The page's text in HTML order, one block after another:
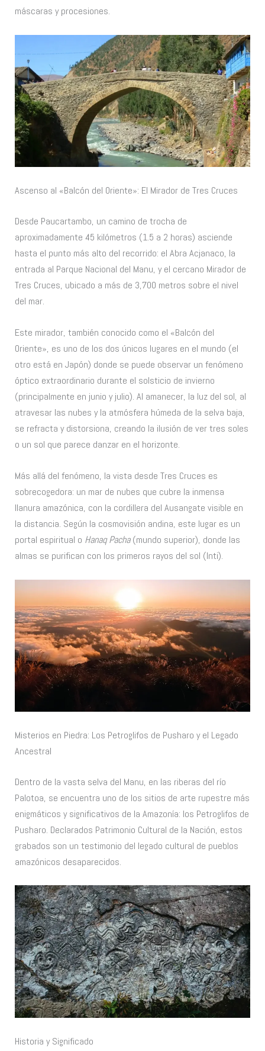
máscaras y procesiones.
Ascenso al «Balcón del Oriente»: El Mirador de Tres Cruces
Desde Paucartambo, un camino de trocha de
aproximadamente 45 kilómetros (1.5 a 2 horas) asciende
hasta el punto más alto del recorrido: el Abra Acjanaco, la
entrada al Parque Nacional del Manu, y el cercano Mirador de
Tres Cruces, ubicado a más de 3,700 metros sobre el nivel
del mar.
Este mirador, también conocido como el «Balcón del
Oriente», es uno de los dos únicos lugares en el mundo (el
otro está en Japón) donde se puede observar un fenómeno
óptico extraordinario durante el solsticio de invierno
(principalmente en junio y julio). Al amanecer, la luz del sol, al
atravesar las nubes y la atmósfera húmeda de la selva baja,
se refracta y distorsiona, creando la ilusión de ver tres soles
o un sol que parece danzar en el horizonte.
Más allá del fenómeno, la vista desde Tres Cruces es
sobrecogedora: un mar de nubes que cubre la inmensa
llanura amazónica, con la cordillera del Ausangate visible en
la distancia. Según la cosmovisión andina, este lugar es un
portal espiritual o Hanaq Pacha(mundo superior), donde las
almas se purifican con los primeros rayos del sol (Inti).
Misterios en Piedra: Los Petroglifos de Pusharo y el Legado
Ancestral
Dentro de la vasta selva del Manu, en las riberas del río
Palotoa, se encuentra uno de los sitios de arte rupestre más
enigmáticos y significativos de la Amazonía: los Petroglifos de
Pusharo. Declarados Patrimonio Cultural de la Nación, estos
grabados son un testimonio del legado cultural de pueblos
amazónicos desaparecidos.
Historia y Significado